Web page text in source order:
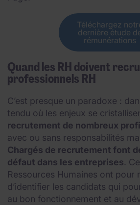
Téléchargez
dernière étude
rémunérations
Quand les RH doivent
professionnels RH
C’est presque un paradoxe :
tendu où les enjeux se
recrutement de nombreux
avec ou sans responsabilités
Chargés de recrutement font
défaut dans les entreprises.
Ressources Humaines ont pour
d’identifier les candidats qui
au bon fonctionnement et au